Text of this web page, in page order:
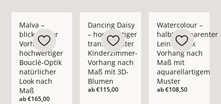
Malva –
blickdichter
Vorhang in
hochwertiger
Bouclé-Optik
natürlicher
Look nach
Maß
ab€165,00
Dancing Daisy
– hochwertiger
transparenter
Kinderzimmer-
Vorhang nach
Maß mit 3D-
Blumen
ab€115,00
Watercolour –
halbtransparenter
Leinenoptik
Vorhang nach
Maß mit
aquarellartigem
Muster
ab€108,50